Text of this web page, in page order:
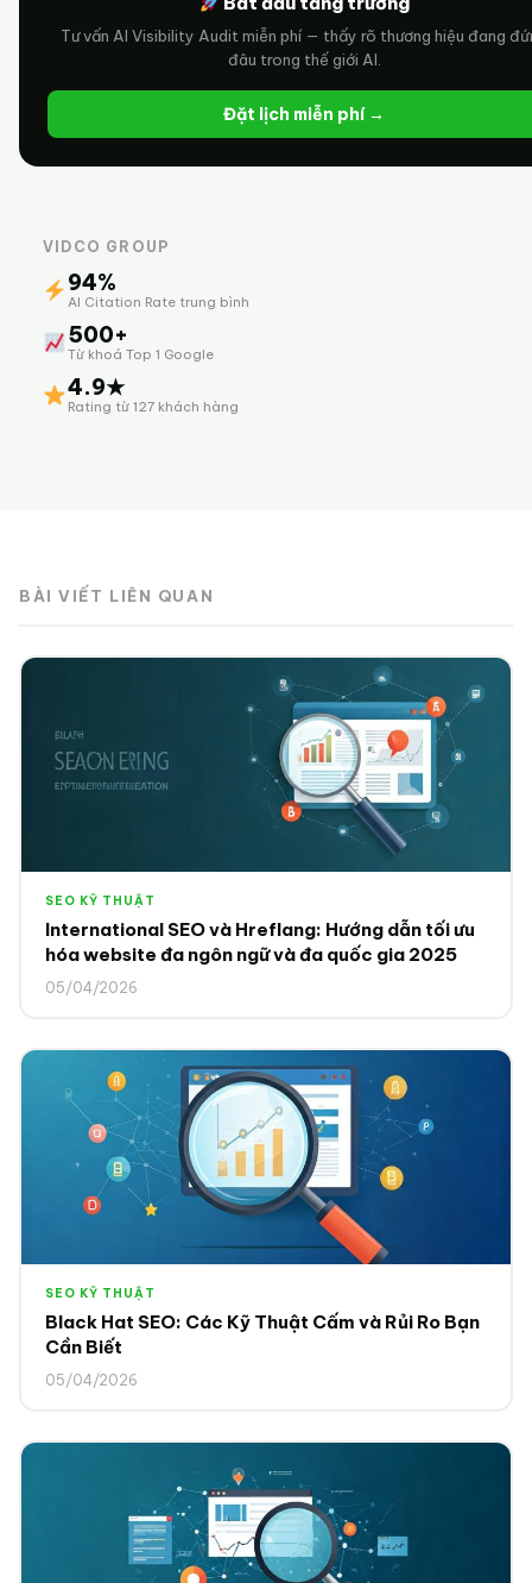
Tư vấn AI Visibility Audit miễn phí — thấy rõ thương hiệu đang
đâu trong thế giới AI.
Đặt lịch miễn phí →
VIDCO GROUP
94%
AI Citation Rate trung bình
500+
Từ khoá Top 1 Google
4.9★
Rating từ 127 khách hàng
BÀI VIẾT LIÊN QUAN
SEO KỸ THUẬT
International SEO và Hreflang: Hướng dẫn tối ưu
hóa website đa ngôn ngữ và đa quốc gia 2025
05/04/2026
SEO KỸ THUẬT
Black Hat SEO: Các Kỹ Thuật Cấm và Rủi Ro Bạn
Cần Biết
05/04/2026